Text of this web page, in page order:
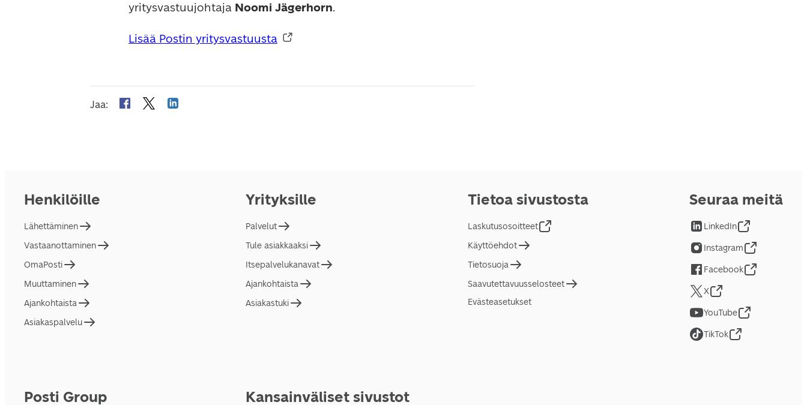
yritysvastuujohtaja Noomi Jägerhorn.
Lisää Postin yritysvastuusta
Jaa:
Henkilöille
Lähettäminen
Vastaanottaminen
OmaPosti
Muuttaminen
Ajankohtaista
Asiakaspalvelu
Yrityksille
Palvelut
Tule asiakkaaksi
Itsepalvelukanavat
Ajankohtaista
Asiakastuki
Tietoa sivustosta
Laskutusosoitteet
Käyttöehdot
Tietosuoja
Saavutettavuusselosteet
Evästeasetukset
Posti Group Kansainväliset sivustot
Seuraa meitä
LinkedIn
Instagram
Facebook
X
YouTube
TikTok